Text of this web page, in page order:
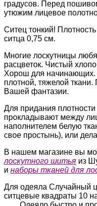
градусов. Перед
утюжим лицевое
Ситец тонкий!
ситца 0,75 см.
Многие лоскутницы
расцветок. Чистый
Хорош для начинающих.
плотной, тяжелой
Вашей фантазии.
Для придания
прокладывают между
наполнителем белую
свое простынь), или
В нашем магазине вы
лоскутного шитья из
и наборы тканей для
Для одеяла Случайный
ситцевые квадраты 10